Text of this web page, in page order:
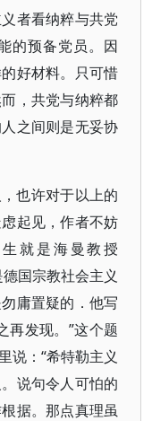
者看纳粹与共党
的预备党员。因
好材料。只可惜
，共党与纳粹都
之间则是无妥协
也许对于以上的
起见，作者不妨
就是海曼教授
国宗教社会主义
庸置疑的．他写
再发现。”这个题
说：“希特勒主义
说句令人可怕的
据。那点真理虽